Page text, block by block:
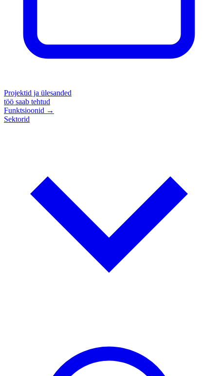
Projektid ja ülesanded
töö saab tehtud
Funktsioonid →
Sektorid